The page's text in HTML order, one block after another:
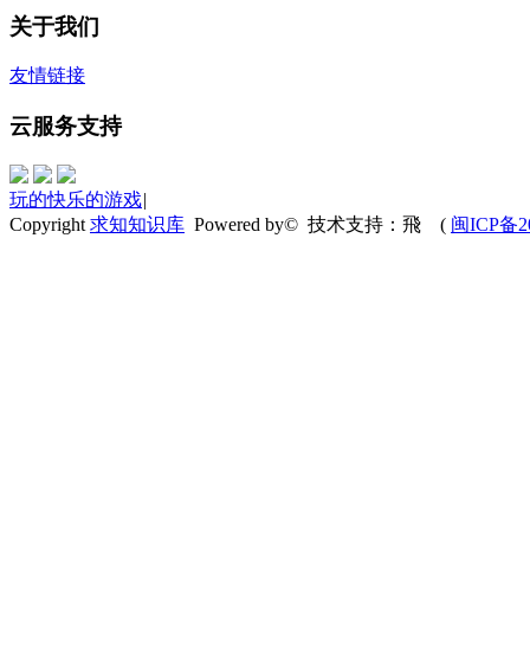
关于我们
友情链接
云服务支持
玩的快乐的游戏|
Copyright 求知知识库 Powered by© 技术支持：飛 ( 闽ICP备